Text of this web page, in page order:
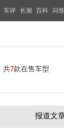
车评 长测 百科 问答
共7款在售车型
报道文